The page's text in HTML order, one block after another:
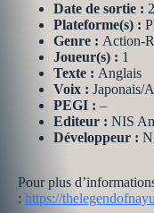
Date de sortie :
Plateforme(s) :
Genre : Action-
Joueur(s) : 1
Texte : Anglais
Voix : Japonais/
PEGI : –
Editeur : NIS
Développeur :
Pour plus
: https://